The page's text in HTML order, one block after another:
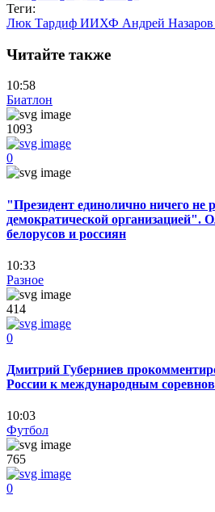
Теги:
Люк Тардиф ИИХФ Андрей Назаров
Читайте также
10:58
Биатлон
1093
0
"Президент единолично ничего
демократической организацией".
белорусов и россиян
10:33
Разное
414
0
Дмитрий Губерниев
России к международным
10:03
Футбол
765
0